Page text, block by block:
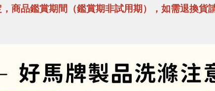
商品鑑賞期間（鑑賞期非試用期），如需退換貨